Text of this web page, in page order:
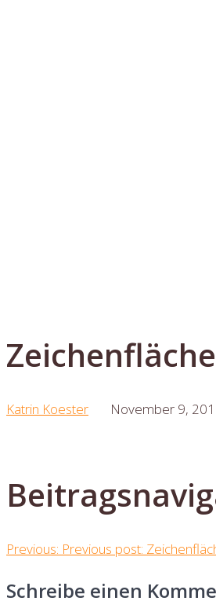
Katrin Koester November 9,
Previous: Previous post:
Schreibe einen